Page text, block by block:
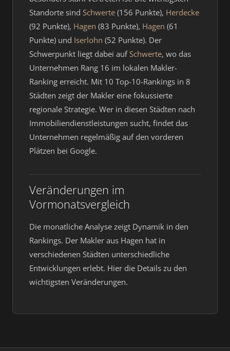
Standorte sind Schwerte (156 Punkte), Herdecke
(92 Punkte), Hagen (83 Punkte), Hagen (61
Punkte) und Iserlohn (52 Punkte). Der
Schwerpunkt liegt dabei aufSchwerte, wo das
Unternehmen Rang 16 im lokalen Makler-
Ranking erreicht. Mit 10 Top-10-Rankings in 8
Städten zeigt der Makler eine fokussierte
regionale Strategie. Wer in diesen Städten nach
Immobiliendienstleistungen sucht, findet das
Unternehmen regelmäßig auf den vorderen
Plätzen bei Google.
Veränderungen im
Vormonatsvergleich
Die monatliche Analyse zeigt Dynamik in den
Rankings. Der Makler aus Hagen hat in
verschiedenen Städten unterschiedliche
Entwicklungen erlebt. Hier die Details zu den
wichtigsten Veränderungen.